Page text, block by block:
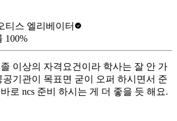
티스 엘리베이터
100%
이상의 자격요건이라 학사는 잘 안 가
공기관이 목표면 굳이 오퍼 하시면서 준
로 ncs 준비 하시는 게 더 좋을 듯 해요.